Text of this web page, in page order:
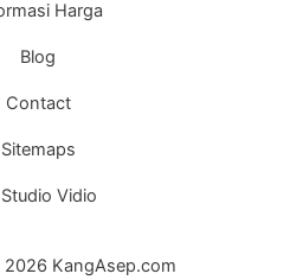
Harga
Blog
Contact
Sitemaps
Vidio
KangAsep.com